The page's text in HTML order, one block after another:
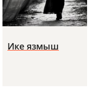
Ике язмыш